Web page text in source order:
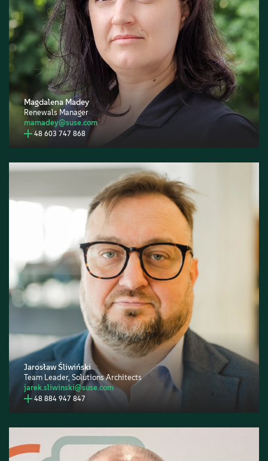
Magdalena Madey
Renewals Manager
mamadey@suse.com
48 603 747 868
Jarosław Śliwiński
Team Leader, Solutions Architects
jarek.sliwinski@suse.com
48 884 947 847